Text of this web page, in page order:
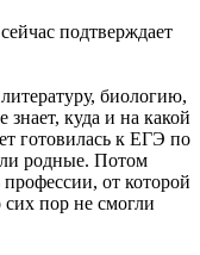
подтверждает
биологию,
куда и на какой
готовилась к ЕГЭ по
родные. Потом
от которой
сих пор не смогли